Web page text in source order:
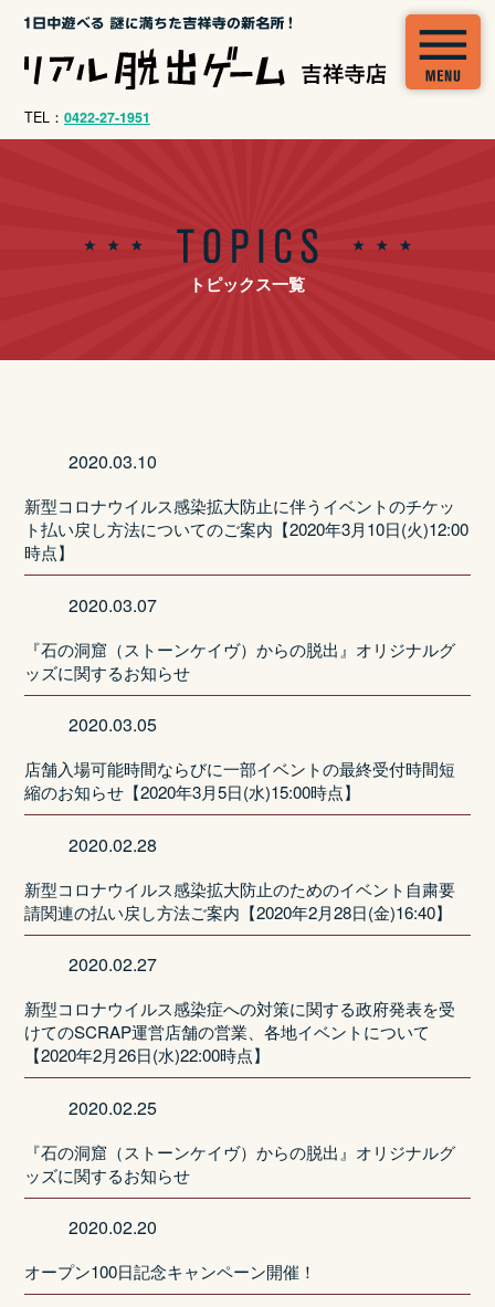
TEL：0422-27-1951
トピックス一覧
2020.03.10
新型コロナウイルス感染拡大防止に伴うイベントのチケッ
ト払い戻し方法についてのご案内【2020年3月10日(火)12:00
時点】
2020.03.07
『石の洞窟（ストーンケイヴ）からの脱出』オリジナルグ
ッズに関するお知らせ
2020.03.05
店舗入場可能時間ならびに一部イベントの最終受付時間短
縮のお知らせ【2020年3月5日(水)15:00時点】
2020.02.28
新型コロナウイルス感染拡大防止のためのイベント自粛要
請関連の払い戻し方法ご案内【2020年2月28日(金)16:40】
2020.02.27
新型コロナウイルス感染症への対策に関する政府発表を受
けてのSCRAP運営店舗の営業、各地イベントについて
【2020年2月26日(水)22:00時点】
2020.02.25
『石の洞窟（ストーンケイヴ）からの脱出』オリジナルグ
ッズに関するお知らせ
2020.02.20
オープン100日記念キャンペーン開催！